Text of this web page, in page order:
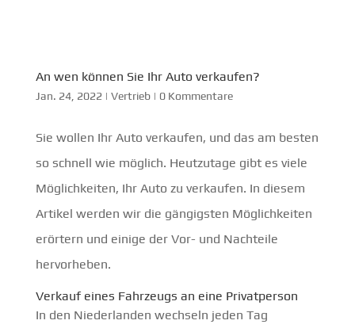
An wen können Sie Ihr Auto verkaufen?
Jan. 24, 2022 | Vertrieb| 0 Kommentare
Sie wollen Ihr Auto verkaufen, und das am besten
so schnell wie möglich. Heutzutage gibt es viele
Möglichkeiten, Ihr Auto zu verkaufen. In diesem
Artikel werden wir die gängigsten Möglichkeiten
erörtern und einige der Vor- und Nachteile
hervorheben.
Verkauf eines Fahrzeugs an eine Privatperson
In den Niederlanden wechseln jeden Tag